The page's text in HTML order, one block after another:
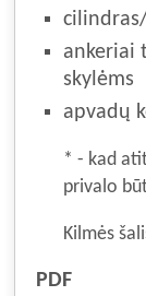
ankeriai
skylėms
apvadų
* - kad
privalo
Kilmės
PDF